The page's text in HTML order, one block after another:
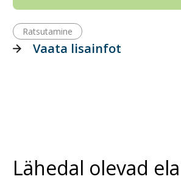
Ratsutamine
Vaata lisainfot
Lähedal olevad